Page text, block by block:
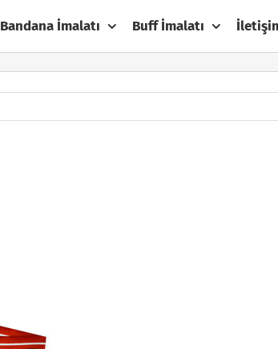
Bandana İmalatı Buff İmalatı